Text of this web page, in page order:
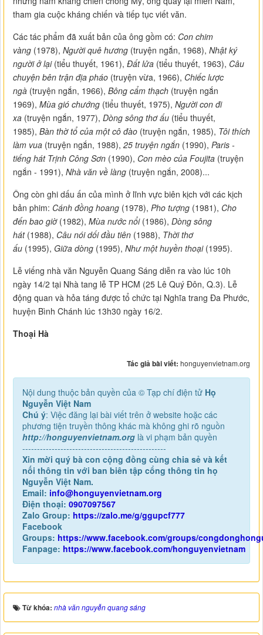
tham gia cuộc kháng chiến và tiếp tục viết văn.
Các tác phẩm đã xuất bản của ông gồm có: Con chim
vàng (1978), Người quê hương (truyện ngắn, 1968), Nhật ký
người ở lại(tiểu thuyết, 1961), Đất lửa (tiểu thuyết, 1963), Câu
chuyện bên trận địa pháo (truyện vừa, 1966), Chiếc lược
ngà (truyện ngắn, 1966), Bông cẩm thạch (truyện ngắn
1969), Mùa gió chướng (tiểu thuyết, 1975), Người con đi
xa (truyện ngắn, 1977), Dòng sông thơ ấu (tiểu thuyết,
1985), Bàn thờ tổ của một cô đào (truyện ngắn, 1985), Tôi thích
làm vua (truyện ngắn, 1988), 25 truyện ngắn (1990), Paris -
tiếng hát Trịnh Công Sơn (1990), Con mèo của Foujita (truyện
ngắn - 1991), Nhà văn về làng (truyện ngắn, 2008)...
Ông còn ghi dấu ấn của mình ở lĩnh vực biên kịch với các kịch
bản phim: Cánh đồng hoang (1978), Pho tượng (1981), Cho
đến bao giờ(1982), Mùa nước nổi(1986), Dòng sông
hát(1988), Câu nói dối đầu tiên (1988), Thời thơ
ấu (1995), Giữa dòng (1995), Như một huyền thoại (1995).
Lễ viếng nhà văn Nguyễn Quang Sáng diễn ra vào lúc 10h
ngày 14/2 tại Nhà tang lễ TP HCM (25 Lê Quý Đôn, Q.3). Lễ
động quan và hỏa táng được tổ chức tại Nghĩa trang Đa Phước,
huyện Bình Chánh lúc 13h30 ngày 16/2.
Thoại Hà
Tác giả bài viết: honguyenvietnam.org
Nội dung thuộc bản quyền của © Tạp chí điện tử Họ
Nguyễn Việt Nam
Chú ý: Việc đăng lại bài viết trên ở website hoặc các
phương tiện truyền thông khác mà không ghi rõ nguồn
http://honguyenvietnam.org là vi phạm bản quyền
-------------------------------------------------
Xin mời quý bà con cộng đồng cùng chia sẻ và kết
nối thông tin với ban biên tập cổng thông tin họ
Nguyễn Việt Nam.
Email: info@honguyenvietnam.org
Điện thoại: 0907097567
Zalo Group: https://zalo.me/g/ggupcf777
Facebook
Groups: https://www.facebook.com/groups/
Fanpage: https://www.facebook.com/honguyenvietnam
Từ khóa: nhà văn nguyễn quang sáng